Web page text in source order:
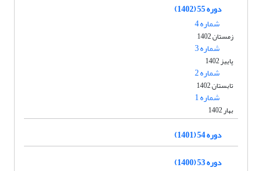
دوره 55 (1402)
شماره 4
زمستان 1402
شماره 3
پاییز 1402
شماره 2
تابستان 1402
شماره 1
بهار 1402
دوره 54 (1401)
دوره 53 (1400)